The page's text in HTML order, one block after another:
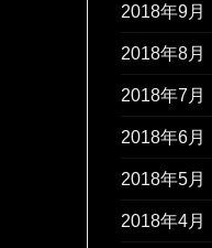
2018年9月
2018年8月
2018年7月
2018年6月
2018年5月
2018年4月